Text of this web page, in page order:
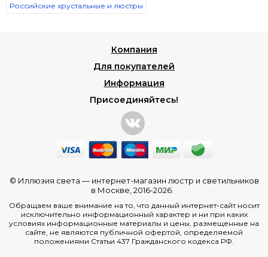
Российские хрустальные и люстры
Компания
Для покупателей
Информация
Присоединяйтесь!
© Иллюзия света — интернет-магазин люстр и светильников
в Москве , 2016-2026.
Обращаем ваше внимание на то, что данный интернет-сайт носит
исключительно информационный характер и ни при каких
условиях информационные материалы и цены, размещенные на
сайте, не являются публичной офертой, определяемой
положениями Статьи 437 Гражданского кодекса РФ.